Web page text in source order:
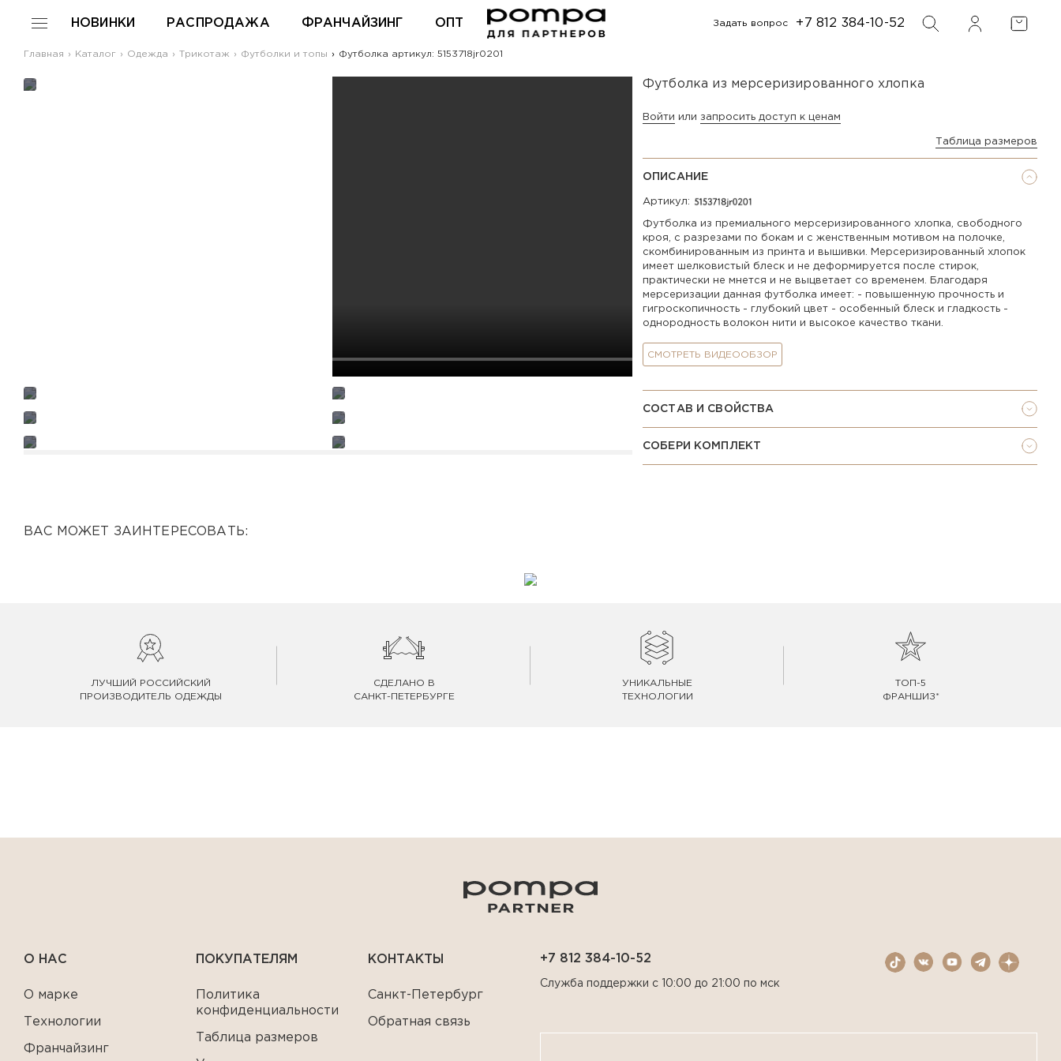
НОВИНКИ РАСПРОДАЖА ФРАНЧАЙЗИНГ ОПТ Задать вопрос +7 812 384-10-52 ФИЛЬТР
ПОИСК
Главная Каталог Одежда Трикотаж Футболки и топы Футболка артикул: 5153718jr0201
Футболка из мерсеризированного хлопка
Войти или запросить доступ к ценам
Таблица размеров
ОПИСАНИЕ
Артикул:
Футболка из премиального мерсеризированного хлопка, свободного
кроя, с разрезами по бокам и с женственным мотивом на полочке,
скомбинированным из принта и вышивки. Мерсеризированный хлопок
имеет шелковистый блеск и не деформируется после стирок,
практически не мнется и не выцветает со временем. Благодаря
мерсеризации данная футболка имеет: - повышенную прочность и
гигроскопичность - глубокий цвет - особенный блеск и гладкость -
однородность волокон нити и высокое качество ткани.
СМОТРЕТЬ ВИДЕООБЗОР
СОСТАВ И СВОЙСТВА
СОБЕРИ КОМПЛЕКТ
ВАС МОЖЕТ ЗАИНТЕРЕСОВАТЬ:
ЛУЧШИЙ РОССИЙСКИЙ
ПРОИЗВОДИТЕЛЬ ОДЕЖДЫ
СДЕЛАНО В
САНКТ-ПЕТЕРБУРГЕ
УНИКАЛЬНЫЕ
ТЕХНОЛОГИИ
ТОП-5
ФРАНШИЗ*
О НАС
О марке
Технологии
Франчайзинг
ПОКУПАТЕЛЯМ
Политика
конфиденциальности
Таблица размеров
КОНТАКТЫ
Санкт-Петербург
Обратная связь
+7 812 384-10-52
Служба поддержки с 10:00 до 21:00 по мск